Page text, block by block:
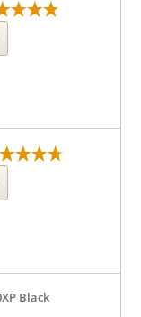
Black